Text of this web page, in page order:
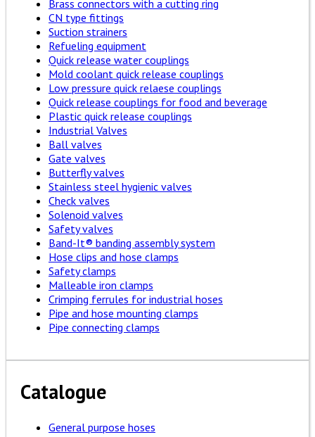
Brass connectors with a cutting ring
CN type fittings
Suction strainers
Refueling equipment
Quick release water couplings
Mold coolant quick release couplings
Low pressure quick relaese couplings
Quick release couplings for food and beverage
Plastic quick release couplings
Industrial Valves
Ball valves
Gate valves
Butterfly valves
Stainless steel hygienic valves
Check valves
Solenoid valves
Safety valves
Band-It® banding assembly system
Hose clips and hose clamps
Safety clamps
Malleable iron clamps
Crimping ferrules for industrial hoses
Pipe and hose mounting clamps
Pipe connecting clamps
Catalogue
General purpose hoses